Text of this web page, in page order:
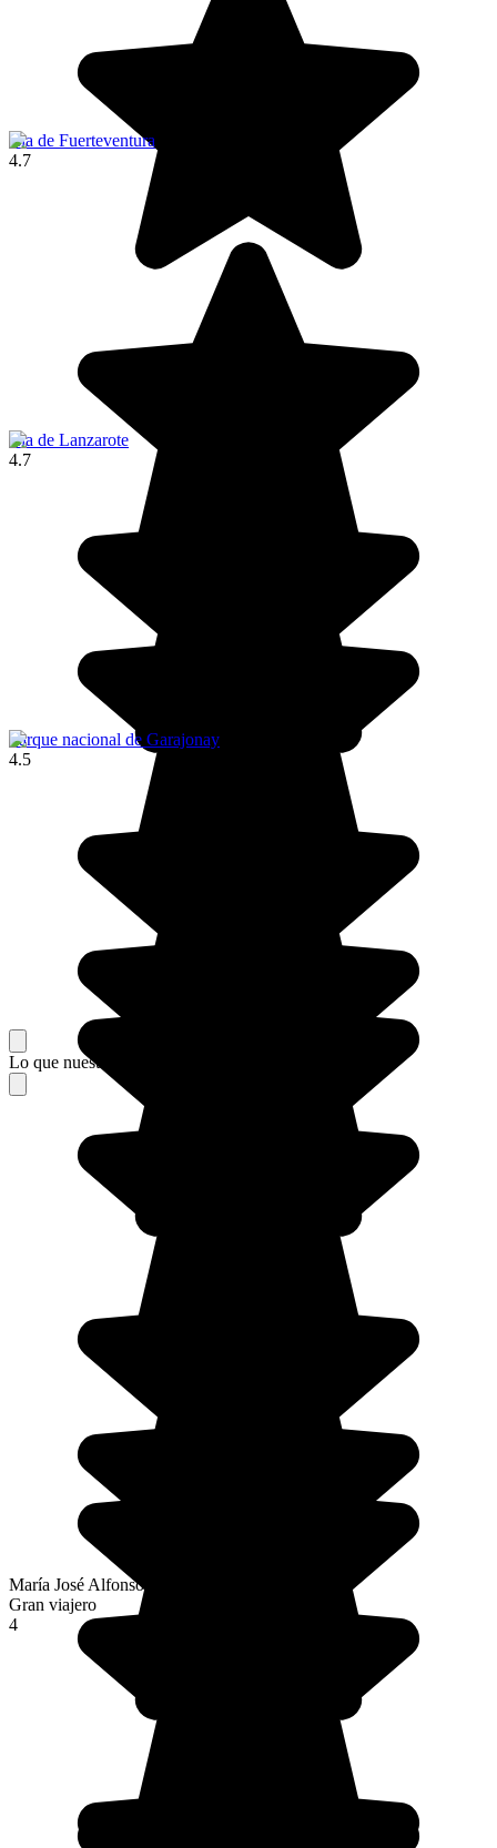
Isla de Fuerteventura
4.7
Isla de Lanzarote
4.7
Parque nacional de Garajonay
4.5
Lo que nuestros viajeros piensan de su estancia
María José Alfonso Fernández
Gran viajero
4